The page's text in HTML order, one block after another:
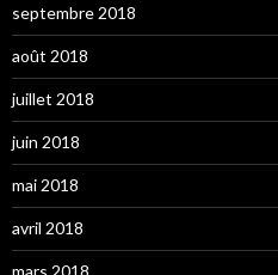
septembre 2018
août 2018
juillet 2018
juin 2018
mai 2018
avril 2018
mars 2018